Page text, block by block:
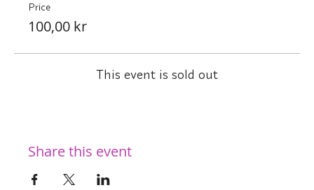
Price
100,00 kr
This event is sold out
Share this event